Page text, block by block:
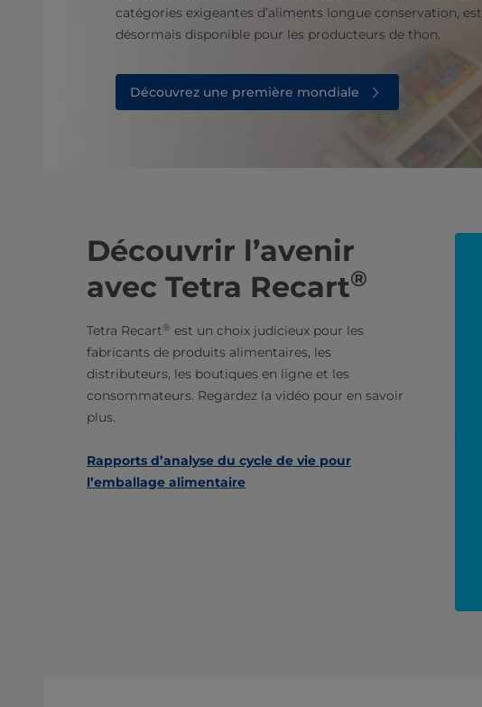
catégories exigeantes d’aliments longue conservation, est
désormais disponible pour les producteurs de thon.
Découvrez une première mondiale
Découvrir l’avenir
avec Tetra Recart®
Tetra Recart® est un choix judicieux pour les
fabricants de produits alimentaires, les
distributeurs, les boutiques en ligne et les
consommateurs. Regardez la vidéo pour en savoir
plus.
Rapports d’analyse du cycle de vie pour
l’emballage alimentaire